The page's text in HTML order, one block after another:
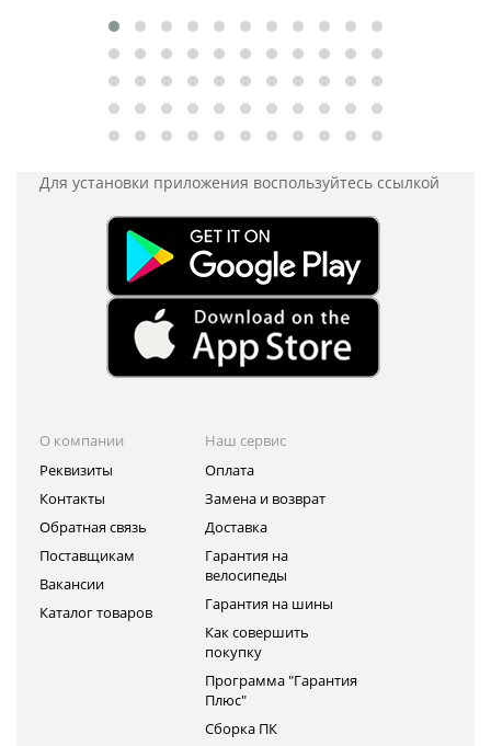
Для установки приложения воспользуйтесь ссылкой
О компании
Реквизиты
Контакты
Обратная связь
Поставщикам
Вакансии
Каталог товаров
Наш сервис
Оплата
Замена и возврат
Доставка
Гарантия на
велосипеды
Гарантия на шины
Как совершить
покупку
Программа "Гарантия
Плюс"
Сборка ПК